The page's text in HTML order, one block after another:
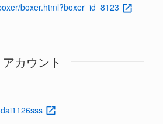
boxer.html?boxer_id=8123
アカウント